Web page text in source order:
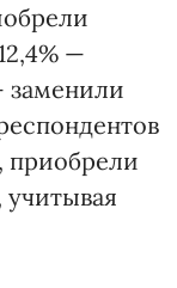
—
заменили
приобрели
учитывая